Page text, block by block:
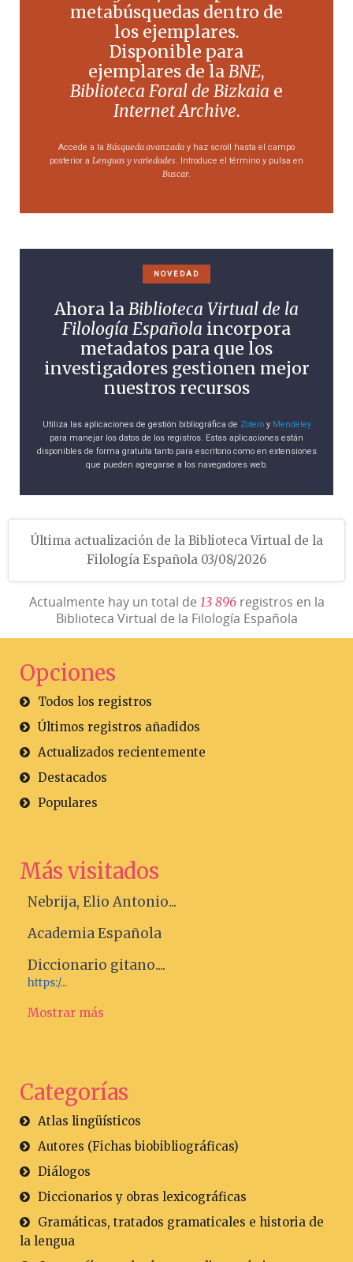
metabúsquedas dentro de
los ejemplares.
Disponible para
ejemplares de laBNE,
Biblioteca Foral de Bizkaia e
Internet Archive.
Accede a la Búsqueda avanzada y haz scroll hasta el campo
posterior a Lenguas y variedades. Introduce el término y pulsa en
Buscar.
NOVEDAD
Ahora laBiblioteca Virtual de la
Filología Española incorpora
metadatos para que los
investigadores gestionen mejor
nuestros recursos
Utiliza las aplicaciones de gestión bibliográfica de Zoteroy Mendeley
para manejar los datos de los registros. Estas aplicaciones están
disponibles de forma gratuita tanto para escritorio como en extensiones
que pueden agregarse a los navegadores web.
Última actualización de la Biblioteca Virtual de la
Filología Española 03/08/2026
Actualmente hay un total de 13 896registros en la
Biblioteca Virtual de la Filología Española
Opciones
Todos los registros
Últimos registros añadidos
Actualizados recientemente
Destacados
Populares
Más visitados
Nebrija, Elio Antonio...
Academia Española
Diccionario gitano....
https:/...
Mostrar más
Categorías
Atlas lingüísticos
Autores (Fichas biobibliográficas)
Diálogos
Diccionarios y obras lexicográficas
Gramáticas, tratados gramaticales e historia de
la lengua